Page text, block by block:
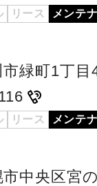
リース メンテ
緑町1丁目
リース メンテ
中央区宮